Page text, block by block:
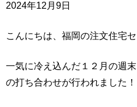
2024年12月9日
こんにちは、福岡の注文住宅
一気に冷え込んだ１２月の週
の打ち合わせが行われました！